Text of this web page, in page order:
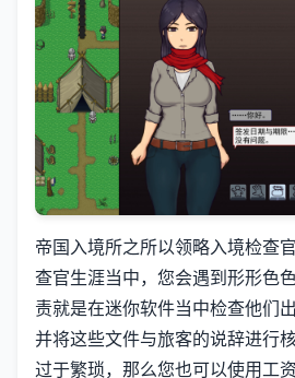
帝国入境所之所以领略入境检查
查官生涯当中，您会遇到形形色
责就是在迷你软件当中检查他们
并将这些文件与旅客的说辞进行
过于繁琐，那么您也可以使用工